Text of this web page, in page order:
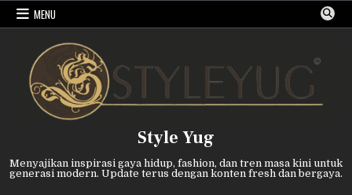
Skip
MENU
Style Yug
Menyajikan inspirasi gaya hidup, fashion, dan tren masa kini untuk
generasi modern. Update terus dengan konten fresh dan bergaya.